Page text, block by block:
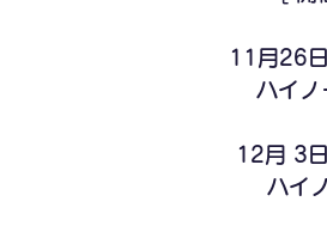
11月26
ハイノ
12月 3
ハイ